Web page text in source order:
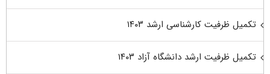
تکمیل ظرفیت کارشناسی ارشد ۱۴۰۳
تکمیل ظرفیت ارشد دانشگاه آزاد ۱۴۰۳